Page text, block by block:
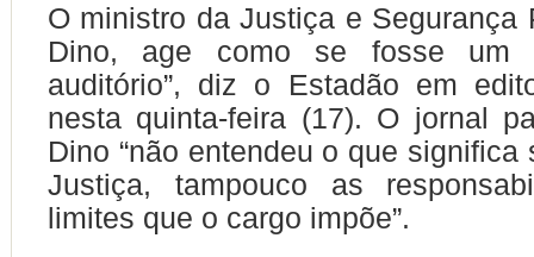
O ministro da Justiça e Segurança
Dino, age como se fosse um
auditório”, diz o Estadão em
nesta quinta-feira (17). O jornal
Dino “não entendeu o que significa
Justiça, tampouco as
limites que o cargo impõe”.